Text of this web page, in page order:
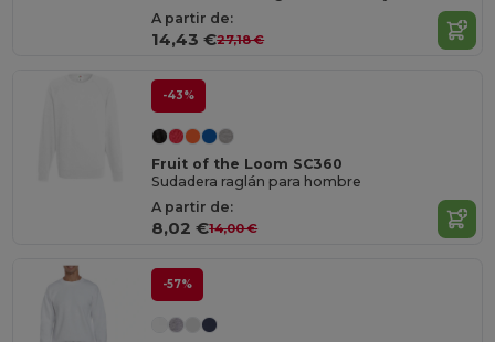
A partir de:
14,43 €27,18 €
-43%
Fruit of the Loom SC360
Sudadera raglán para hombre
A partir de:
8,02 €14,00 €
-57%